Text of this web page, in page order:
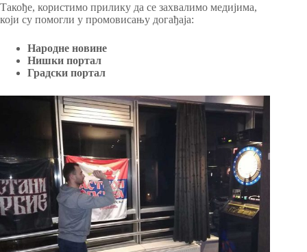
Такође, користимо прилику да се захвалимо медијима,
који су помогли у промовисању догађаја:
Народне новине
Нишки портал
Градски портал